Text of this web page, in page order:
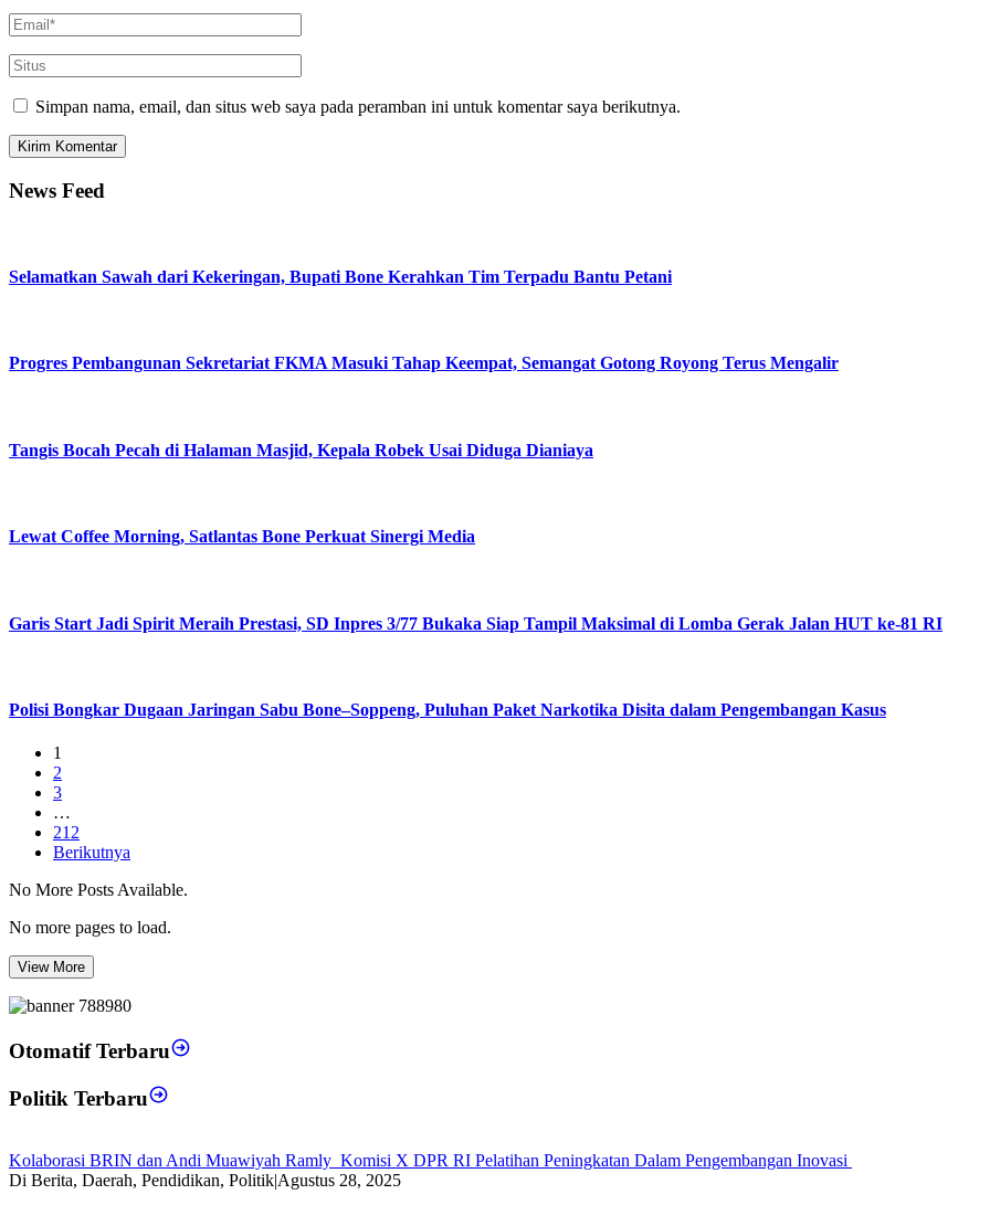
Simpan nama, email, dan situs web saya pada peramban ini untuk komentar saya berikutnya.
News Feed
Selamatkan Sawah dari Kekeringan, Bupati Bone Kerahkan Tim Terpadu Bantu Petani
Progres Pembangunan Sekretariat FKMA Masuki Tahap Keempat, Semangat Gotong Royong Terus Mengalir
Tangis Bocah Pecah di Halaman Masjid, Kepala Robek Usai Diduga Dianiaya
Lewat Coffee Morning, Satlantas Bone Perkuat Sinergi Media
Garis Start Jadi Spirit Meraih Prestasi, SD Inpres 3/77 Bukaka Siap Tampil Maksimal di Lomba Gerak Jalan HUT ke-81 RI
Polisi Bongkar Dugaan Jaringan Sabu Bone–Soppeng, Puluhan Paket Narkotika Disita dalam Pengembangan Kasus
1
2
3
…
212
Berikutnya
No More Posts Available.
No more pages to load.
View More
Otomatif Terbaru
Politik Terbaru
Kolaborasi BRIN dan Andi Muawiyah Ramly Komisi X DPR RI Pelatihan Peningkatan Dalam Pengembangan Inovasi
Di Berita, Daerah, Pendidikan, Politik|Agustus 28, 2025